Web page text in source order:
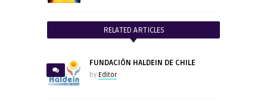
RELATED ARTICLES
FUNDACIÓN HALDEIN DE CHILE
by Editor